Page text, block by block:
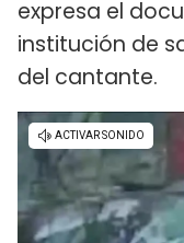
expresa el
institución de
del cantante.